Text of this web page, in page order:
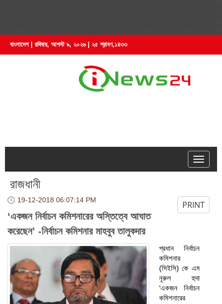
বাংলাদেশ | রবিবার, আগস্ট ৯, ২০২৬ | ২৫ শ্রাবণ,১৪৩৩
রাজধানী
PRINT
19-12-2018 06:07:14 PM
‘একজন নির্বাচন কমিশনারের অস্তিত্বে আঘাত
করেছেন’ -নির্বাচন কমিশনার মাহবুব তালুকদার
প্রধান নির্বাচন
কমিশনার
(সিইসি) কে এম
নূরুল হুদা
‘একজন নির্বাচন
কমিশনারের